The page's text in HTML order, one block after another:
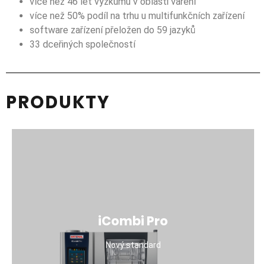
více než 50% podíl na trhu u multifunkčních zařízení
software zařízení přeložen do 59 jazyků
33 dceřiných společností
PRODUKTY
iCombi Pro
Nový standard